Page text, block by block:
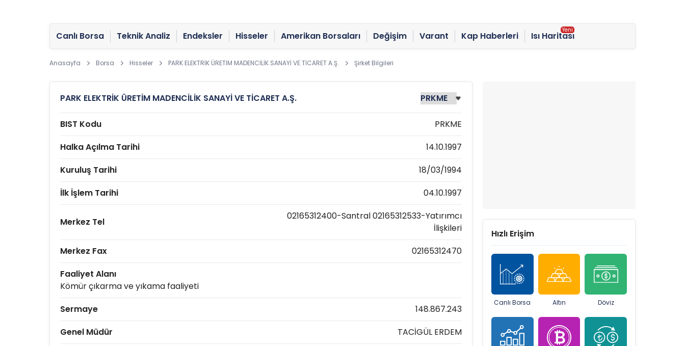
Canlı Borsa Teknik Analiz Endeksler Hisseler Amerikan Borsaları Değişim Varant Kap Haberleri Isı Haritası
Anasayfa Borsa Hisseler PARK ELEKTRİK ÜRETİM MADENCİLİK SANAYİ VE TİCARET A.Ş. Şirket Bilgileri
PARK ELEKTRİK ÜRETİM MADENCİLİK SANAYİ VE TİCARET A.Ş.
BIST Kodu
PRKME
Halka Açılma Tarihi
14.10.1997
Kuruluş Tarihi
18/03/1994
İlk İşlem Tarihi
04.10.1997
Merkez Tel
02165312400-Santral 02165312533-Yatırımcı
İlişkileri
Merkez Fax
02165312470
Faaliyet Alanı
Kömür çıkarma ve yıkama faaliyeti
Sermaye
148.867.243
Genel Müdür
TACİGÜL ERDEM
Hızlı Erişim
Canlı Borsa Altın Döviz